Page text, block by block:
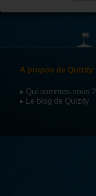
A propos de Quizity
▸ Qui sommes-nous ?
▸ Le blog de Quizity